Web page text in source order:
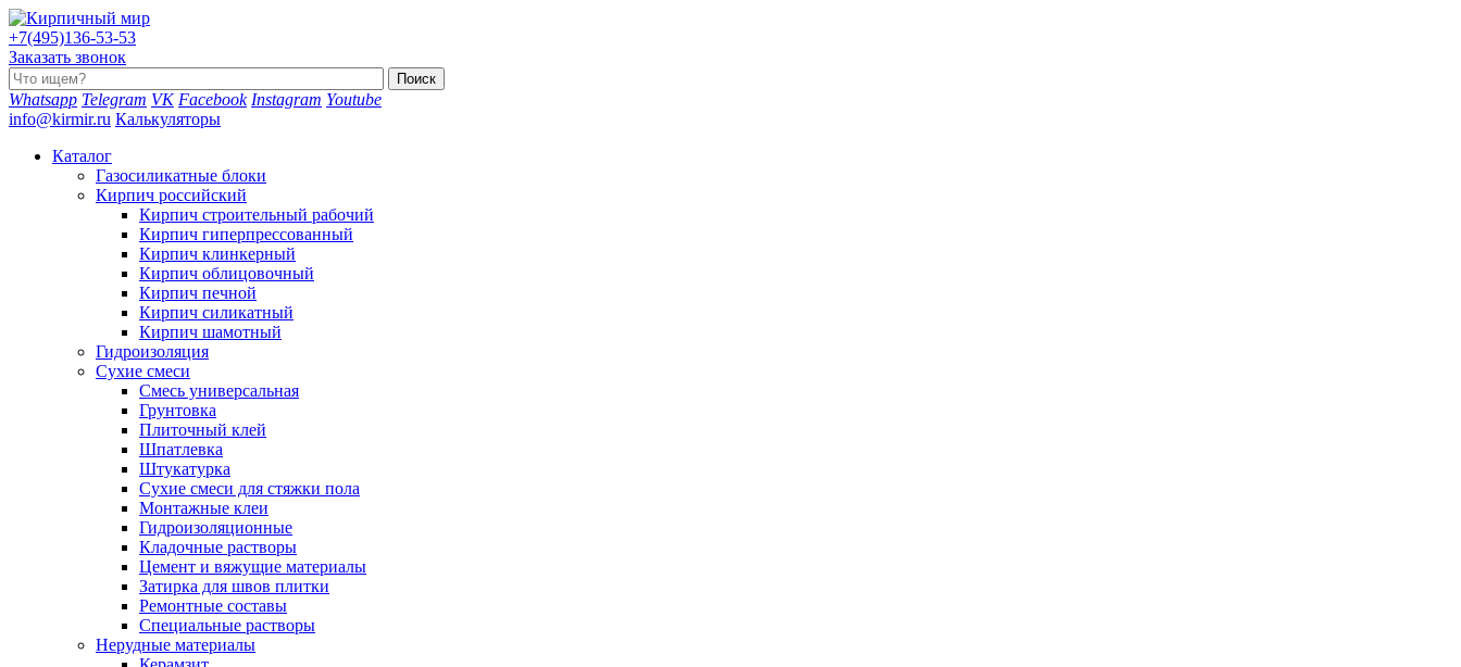
+7(495)136-53-53
Заказать звонок
Whatsapp Telegram VK Facebook Instagram Youtube
info@kirmir.ru Калькуляторы
Каталог
Газосиликатные блоки
Кирпич российский
Кирпич строительный рабочий
Кирпич гиперпрессованный
Кирпич клинкерный
Кирпич облицовочный
Кирпич печной
Кирпич силикатный
Кирпич шамотный
Гидроизоляция
Сухие смеси
Смесь универсальная
Грунтовка
Плиточный клей
Шпатлевка
Штукатурка
Сухие смеси для стяжки пола
Монтажные клеи
Гидроизоляционные
Кладочные растворы
Цемент и вяжущие материалы
Затирка для швов плитки
Ремонтные составы
Специальные растворы
Нерудные материалы